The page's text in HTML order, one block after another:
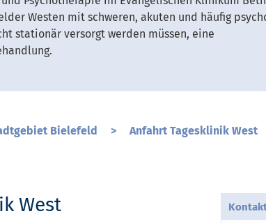
Westen mit schweren, akuten und häufig
stationär versorgt werden müssen, eine
Bielefeld > Anfahrt Tagesklinik West
West